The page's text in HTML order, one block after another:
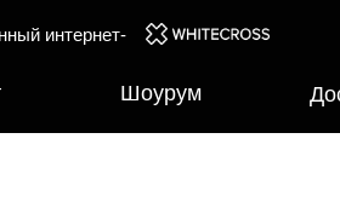
интернет-
Шоурум